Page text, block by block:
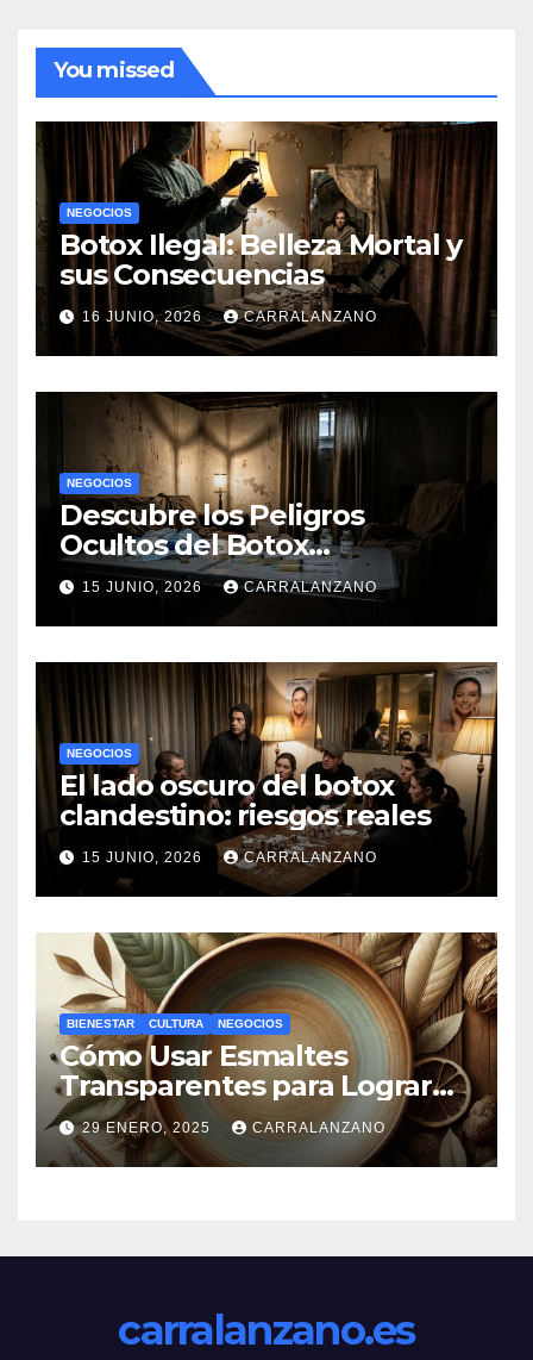
You missed
NEGOCIOS
Botox Ilegal: Belleza Mortal y
sus Consecuencias
16 JUNIO, 2026 CARRALANZANO
NEGOCIOS
Descubre los Peligros
Ocultos del Botox
Clandestino
15 JUNIO, 2026 CARRALANZANO
NEGOCIOS
El lado oscuro del botox
clandestino: riesgos reales
15 JUNIO, 2026 CARRALANZANO
BIENESTAR CULTURA NEGOCIOS
Cómo Usar Esmaltes
Transparentes para Lograr
Efectos Naturales
29 ENERO, 2025 CARRALANZANO
carralanzano.es